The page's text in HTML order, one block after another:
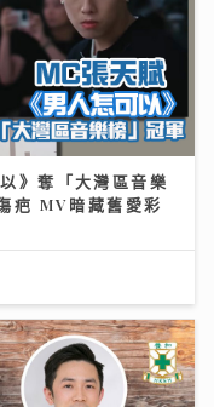
》奪「大灣區音樂
疤 MV暗藏舊愛彩